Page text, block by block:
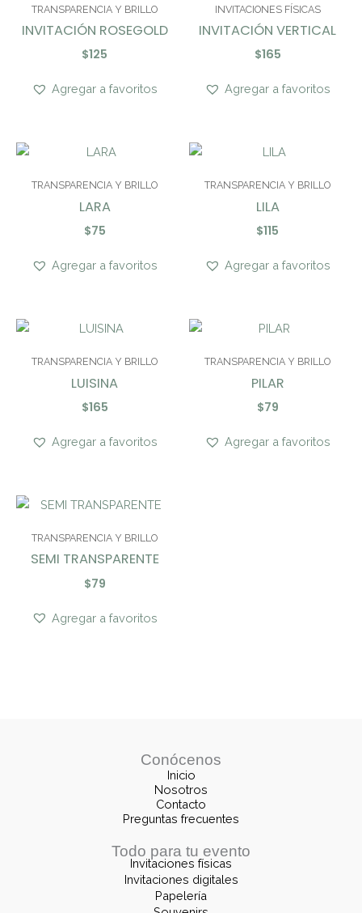
TRANSPARENCIA Y BRILLO
INVITACIÓN ROSEGOLD
$125
Agregar a favoritos
INVITACIONES FÍSICAS
INVITACIÓN VERTICAL
$165
Agregar a favoritos
TRANSPARENCIA Y BRILLO
LARA
$75
Agregar a favoritos
TRANSPARENCIA Y BRILLO
LILA
$115
Agregar a favoritos
TRANSPARENCIA Y BRILLO
LUISINA
$165
Agregar a favoritos
TRANSPARENCIA Y BRILLO
PILAR
$79
Agregar a favoritos
TRANSPARENCIA Y BRILLO
SEMI TRANSPARENTE
$79
Agregar a favoritos
Conócenos
Inicio
Nosotros
Contacto
Preguntas frecuentes
Todo para tu evento
Invitaciones físicas
Invitaciones digitales
Papelería